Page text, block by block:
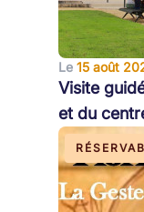
Le 15 août
Visite
et du